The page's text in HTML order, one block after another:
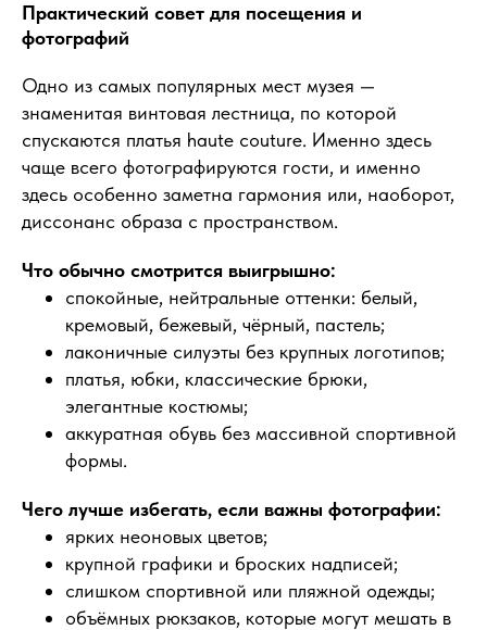
Практический совет для посещения и
фотографий
Одно из самых популярных мест музея —
знаменитая винтовая лестница, по которой
спускаются платья haute couture. Именно здесь
чаще всего фотографируются гости, и именно
здесь особенно заметна гармония или, наоборот,
диссонанс образа с пространством.
Что обычно смотрится выигрышно:
спокойные, нейтральные оттенки: белый,
кремовый, бежевый, чёрный, пастель;
лаконичные силуэты без крупных логотипов;
платья, юбки, классические брюки,
элегантные костюмы;
аккуратная обувь без массивной спортивной
формы.
Чего лучше избегать, если важны фотографии:
ярких неоновых цветов;
крупной графики и броских надписей;
слишком спортивной или пляжной одежды;
объёмных рюкзаков, которые могут мешать в